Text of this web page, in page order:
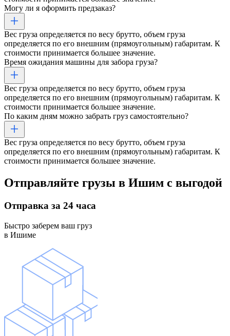
Могу ли я оформить предзаказ?
Вес груза определяется по весу брутто, объем груза
определяется по его внешним (прямоугольным) габаритам. К
стоимости принимается большее значение.
Время ожидания машины для забора груза?
Вес груза определяется по весу брутто, объем груза
определяется по его внешним (прямоугольным) габаритам. К
стоимости принимается большее значение.
По каким дням можно забрать груз самостоятельно?
Вес груза определяется по весу брутто, объем груза
определяется по его внешним (прямоугольным) габаритам. К
стоимости принимается большее значение.
Отправляйте грузы в Ишим с выгодой
Отправка за 24 часа
Быстро заберем ваш груз
в Ишиме